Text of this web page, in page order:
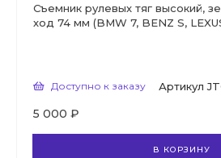
Съемник рулевых тяг высокий,
ход 74 мм (BMW 7, BENZ S,
Доступно к заказу Артикул
5 000 ₽
В КОРЗИНУ